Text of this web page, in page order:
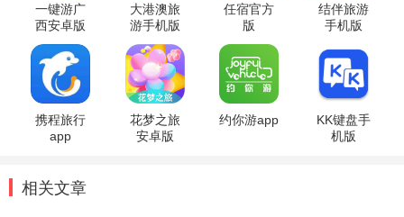
一键游广
西安卓版
大港澳旅
游手机版
任宿官方
版
结伴旅游
手机版
携程旅行
app
花梦之旅
安卓版
约你游app
KK键盘手
机版
相关文章